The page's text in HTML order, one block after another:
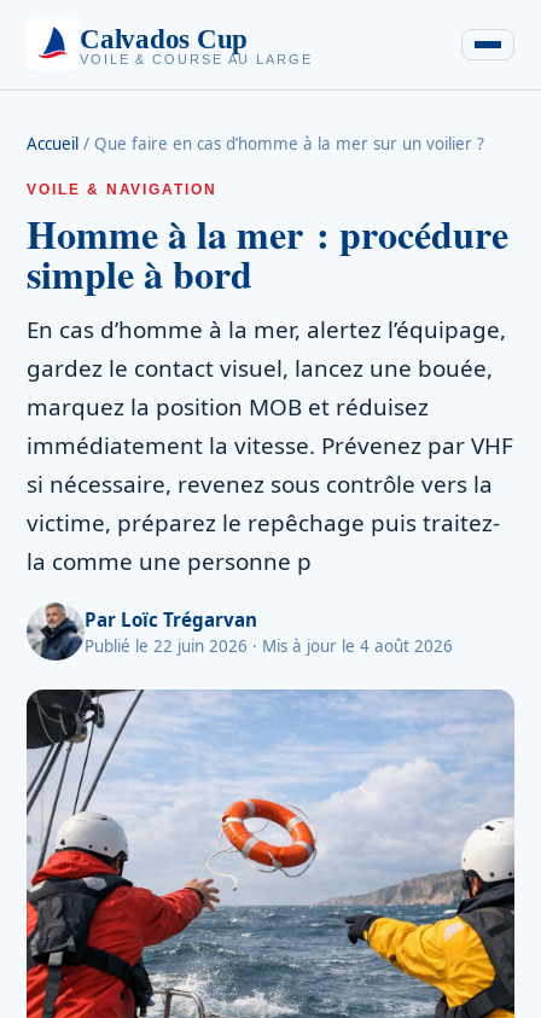
Calvados Cup
VOILE & COURSE AU LARGE
Accueil / Que faire en cas d’homme à la mer sur un voilier ?
VOILE & NAVIGATION
Homme à la mer : procédure
simple à bord
En cas d’homme à la mer, alertez l’équipage,
gardez le contact visuel, lancez une bouée,
marquez la position MOB et réduisez
immédiatement la vitesse. Prévenez par VHF
si nécessaire, revenez sous contrôle vers la
victime, préparez le repêchage puis traitez-
la comme une personne p
Par Loïc Trégarvan
Publié le 22 juin 2026 · Mis à jour le 4 août 2026